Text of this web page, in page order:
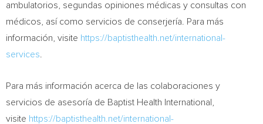
ambulatorios, segundas opiniones médicas y consultas con
médicos, así como servicios de conserjería. Para más
información, visite https://baptisthealth.net/international-
services
Para más información acerca de las colaboraciones y
servicios de asesoría de Baptist Health International,
visite https://baptisthealth.net/international-